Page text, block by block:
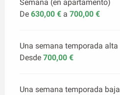
Semana (en apartamento)
De 630,00 € a 700,00 €
Una semana temporada alta
Desde 700,00 €
Una semana temporada baja